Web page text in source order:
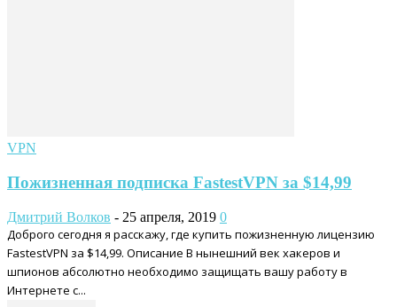
VPN
Пожизненная подписка FastestVPN за $14,99
Дмитрий Волков - 25 апреля, 2019 0
Доброго сегодня я расскажу, где купить пожизненную лицензию
FastestVPN за $14,99. Описание В нынешний век хакеров и
шпионов абсолютно необходимо защищать вашу работу в
Интернете с...